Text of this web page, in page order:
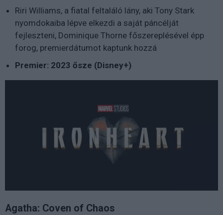
Riri Williams, a fiatal feltaláló lány, aki Tony Stark
nyomdokaiba lépve elkezdi a saját páncélját
fejleszteni, Dominique Thorne főszereplésével épp
forog, premierdátumot kaptunk hozzá
Premier: 2023 ősze (Disney+)
Agatha: Coven of Chaos